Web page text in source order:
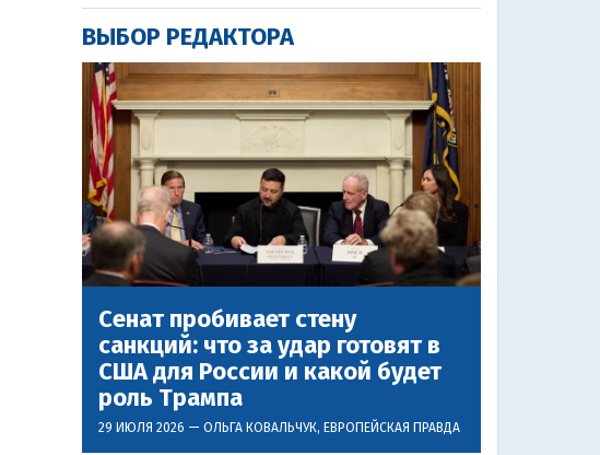
ВЫБОР РЕДАКТОРА
Сенат пробивает стену
санкций: что за удар готовят в
США для России и какой будет
роль Трампа
29 ИЮЛЯ 2026 — ОЛЬГА КОВАЛЬЧУК, ЕВРОПЕЙСКАЯ ПРАВДА